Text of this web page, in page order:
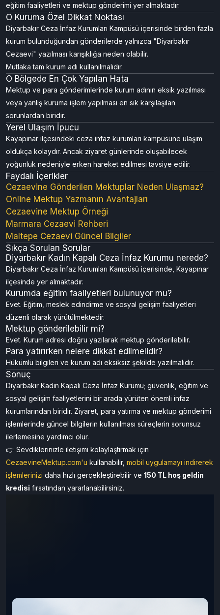
eğitim faaliyetleri ve mektup gönderimi yer almaktadır.
O Kuruma Özel Dikkat Noktası
Diyarbakır Ceza İnfaz Kurumları Kampüsü içerisinde birden fazla
kurum bulunduğundan gönderilerde yalnızca "Diyarbakır
Cezaevi" yazılması karışıklığa neden olabilir.
Mutlaka tam kurum adı kullanılmalıdır.
O Bölgede En Çok Yapılan Hata
Mektup ve para gönderimlerinde kurum adının eksik yazılması
veya yanlış kuruma işlem yapılması en sık karşılaşılan
sorunlardan biridir.
Yerel Ulaşım İpucu
Kayapınar ilçesindeki ceza infaz kurumları kampüsüne ulaşım
oldukça kolaydır. Ancak ziyaret günlerinde oluşabilecek
yoğunluk nedeniyle erken hareket edilmesi tavsiye edilir.
Faydalı İçerikler
Cezaevine Gönderilen Mektuplar Neden Ulaşmaz?
Online Mektup Yazmanın Avantajları
Cezaevine Mektup Örneği
Marmara Cezaevi Rehberi
Maltepe Cezaevi Güncel Bilgiler
Sıkça Sorulan Sorular
Diyarbakır Kadın Kapalı Ceza İnfaz Kurumu nerede?
Diyarbakır Ceza İnfaz Kurumları Kampüsü içerisinde, Kayapınar
ilçesinde yer almaktadır.
Kurumda eğitim faaliyetleri bulunuyor mu?
Evet. Eğitim, meslek edindirme ve sosyal gelişim faaliyetleri
düzenli olarak yürütülmektedir.
Mektup gönderilebilir mi?
Evet. Kurum adresi doğru yazılarak mektup gönderilebilir.
Para yatırırken nelere dikkat edilmelidir?
Hükümlü bilgileri ve kurum adı eksiksiz şekilde yazılmalıdır.
Sonuç
Diyarbakır Kadın Kapalı Ceza İnfaz Kurumu; güvenlik, eğitim ve
sosyal gelişim faaliyetlerini bir arada yürüten önemli infaz
kurumlarından biridir. Ziyaret, para yatırma ve mektup gönderimi
işlemlerinde güncel bilgilerin kullanılması süreçlerin sorunsuz
ilerlemesine yardımcı olur.
👉 Sevdiklerinizle iletişimi kolaylaştırmak için
CezaevineMektup.com'u kullanabilir, mobil uygulamayı indirerek
işlemlerinizi daha hızlı gerçekleştirebilir ve 150 TL hoş geldin
kredisi fırsatından yararlanabilirsiniz.